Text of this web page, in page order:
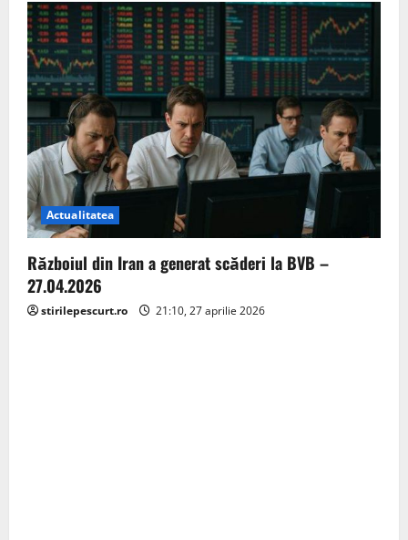
Actualitatea
Războiul din Iran a generat scăderi la BVB –
27.04.2026
stirilepescurt.ro 21:10, 27 aprilie 2026